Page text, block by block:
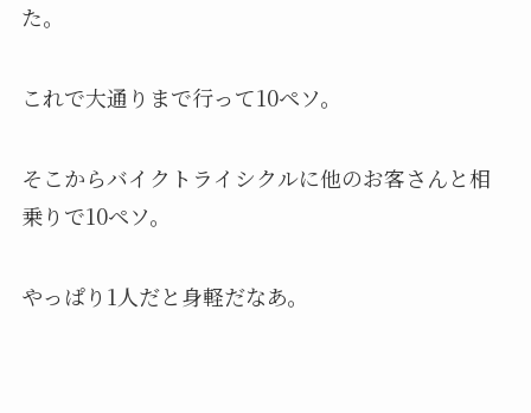
た。
これで大通りまで行って10ペソ。
そこからバイクトライシクルに他のお客さんと相
乗りで10ペソ。
やっぱり1人だと身軽だなあ。